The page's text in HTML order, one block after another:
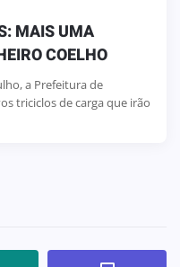
MAIS UMA
COELHO
a Prefeitura de
triciclos de carga que irão